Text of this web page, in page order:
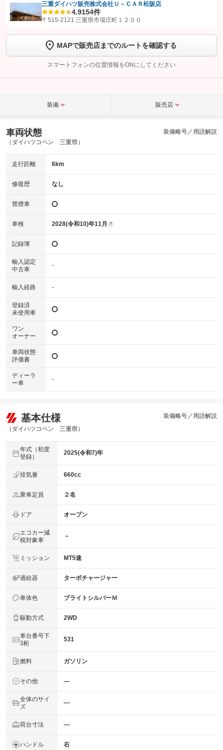
【STEP1】認証画面でグーネットを友だち追加してから「許可する」ボタンを押
トーク画面で
ボタンをタップして問い合わせを
完了してください。
こちら
三重ダイハツ販売株式会社Ｕ－ＣＡＲ松阪店
4.9154件
〒515-2121 三重県市場庄町１２００
MAPで販売店までのルートを確認する
スマートフォンの位置情報をONにしてください
装備 販売店
車両状態
（ダイハツコペン 三重県）
装備略号／用語解説
走行距離 6km
修復歴 なし
禁煙車
車検 2028(令和10)年11月 ?
記録簿
輸入認定
中古車
-
輸入経路 -
登録済
未使用車
ワン
オーナー
車両状態
評価書
ディーラ
ー車
-
基本仕様
（ダイハツコペン 三重県）
装備略号／用語解説
年式（初度
登録）
2025(令和7)年
排気量 660cc
乗車定員 ２名
ドア オープン
エコカー減
税対象車
－
ミッション MT5速
過給器 ターボチャージャー
車体色 ブライトシルバーＭ
駆動方式 2WD
車台番号下
3桁
531
燃料 ガソリン
その他 ―
全体のサイ
ズ
―
荷台寸法 ―
ハンドル 右